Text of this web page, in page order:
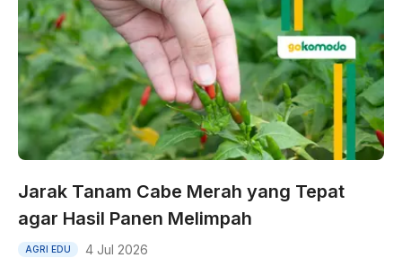
Jarak Tanam Cabe Merah yang Tepat
agar Hasil Panen Melimpah
AGRI EDU 4 Jul 2026